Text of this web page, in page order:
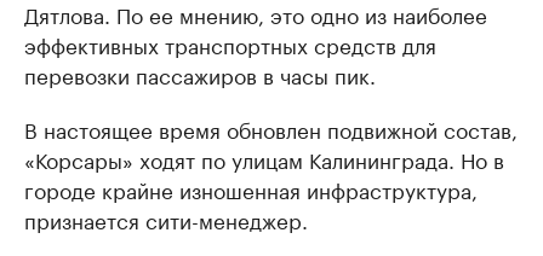
Дятлова. По ее мнению, это одно из наиболее
эффективных транспортных средств для
перевозки пассажиров в часы пик.
В настоящее время обновлен подвижной состав,
«Корсары» ходят по улицам Калининграда. Но в
городе крайне изношенная инфраструктура,
признается сити-менеджер.